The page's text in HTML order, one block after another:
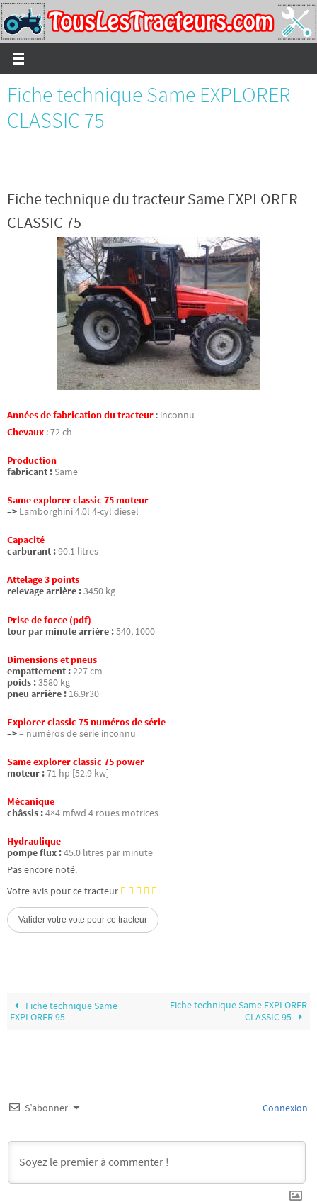
Passer
vers
le
contenu
Fiche technique Same EXPLORER
CLASSIC 75
Fiche technique du tracteur Same EXPLORER
CLASSIC 75
Années de fabrication du tracteur : inconnu
Chevaux :72 ch
Production
fabricant : Same
Same explorer classic 75 moteur
–> Lamborghini 4.0l 4-cyl diesel
Capacité
carburant :90.1 litres
Attelage 3 points
relevage arrière :3450 kg
Prise de force (pdf)
tour par minute arrière :540, 1000
Dimensions et pneus
empattement :227 cm
poids :3580 kg
pneu arrière : 16.9r30
Explorer classic 75 numéros de série
–>– numéros de série inconnu
Same explorer classic 75 power
moteur :71 hp [52.9 kw]
Mécanique
châssis :4×4 mfwd 4 roues motrices
Hydraulique
pompe flux :45.0 litres par minute
Pas encore noté.
Votre avis pour ce tracteur
Fiche technique Same
EXPLORER 95
Fiche technique Same EXPLORER
CLASSIC 95
S’abonner Connexion